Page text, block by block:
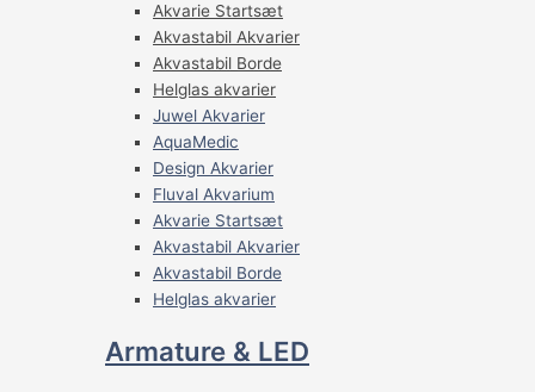
Akvarie Startsæt
Akvastabil Akvarier
Akvastabil Borde
Helglas akvarier
Juwel Akvarier
AquaMedic
Design Akvarier
Fluval Akvarium
Akvarie Startsæt
Akvastabil Akvarier
Akvastabil Borde
Helglas akvarier
Armature & LED